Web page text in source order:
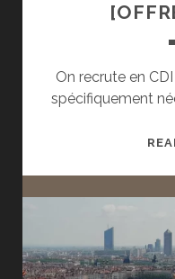
On recrute en
spécifiquement